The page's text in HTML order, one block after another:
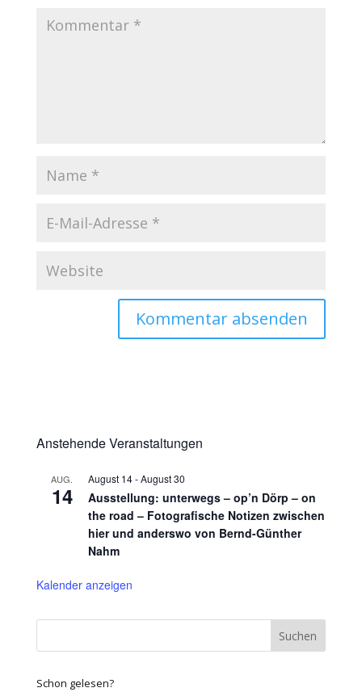
Anstehende Veranstaltungen
AUG.
14
August 14-August 30
Ausstellung: unterwegs – op’n Dörp – on
the road – Fotografische Notizen zwischen
hier und anderswo von Bernd-Günther
Nahm
Kalender anzeigen
Schon gelesen?